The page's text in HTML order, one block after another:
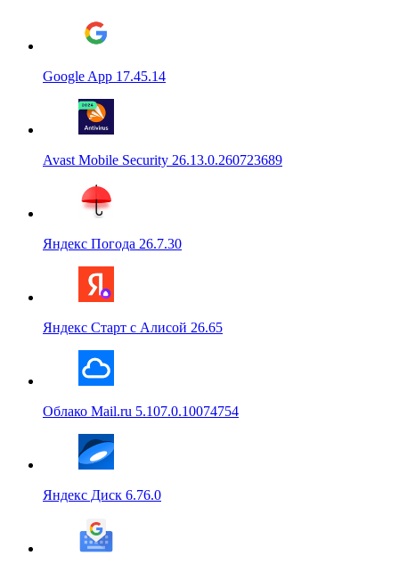
Google App 17.45.14
Avast Mobile Security 26.13.0.260723689
Яндекс Погода 26.7.30
Яндекс Старт с Алисой 26.65
Облако Mail.ru 5.107.0.10074754
Яндекс Диск 6.76.0